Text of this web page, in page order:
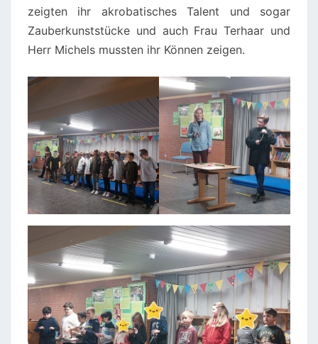
zeigten ihr akrobatisches Talent und sogar
Zauberkunststücke und auch Frau Terhaar und
Herr Michels mussten ihr Können zeigen.